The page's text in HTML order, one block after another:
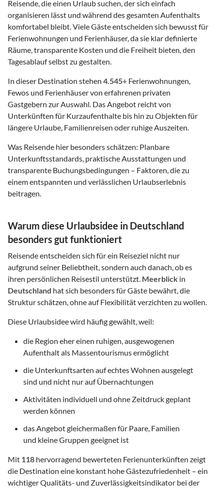
Reisende, die einen Urlaub suchen, der sich einfach
organisieren lässt und während des gesamten Aufenthalts
komfortabel bleibt. Viele Gäste entscheiden sich bewusst für
Ferienwohnungen und Ferienhäuser, da sie klar definierte
Räume, transparente Kosten und die Freiheit bieten, den
Tagesablauf selbst zu gestalten.
In dieser Destination stehen 4.545+ Ferienwohnungen,
Fewos und Ferienhäuser von erfahrenen privaten
Gastgebern zur Auswahl. Das Angebot reicht von
Unterkünften für Kurzaufenthalte bis hin zu Objekten für
längere Urlaube, Familienreisen oder ruhige Auszeiten.
Was Reisende hier besonders schätzen: Planbare
Unterkunftsstandards, praktische Ausstattungen und
transparente Buchungsbedingungen – Faktoren, die zu
einem entspannten und verlässlichen Urlaubserlebnis
beitragen.
Warum diese Urlaubsidee in Deutschland
besonders gut funktioniert
Reisende entscheiden sich für ein Reiseziel nicht nur
aufgrund seiner Beliebtheit, sondern auch danach, ob es
ihren persönlichen Reisestil unterstützt. Meerblick in
Deutschland hat sich besonders für Gäste bewährt, die
Struktur schätzen, ohne auf Flexibilität verzichten zu wollen.
Diese Urlaubsidee wird häufig gewählt, weil:
die Region eher einen ruhigen, ausgewogenen
Aufenthalt als Massentourismus ermöglicht
die Unterkunftsarten auf echtes Wohnen ausgelegt
sind und nicht nur auf Übernachtungen
Aktivitäten individuell und ohne Zeitdruck geplant
werden können
das Angebot gleichermaßen für Paare, Familien
und kleine Gruppen geeignet ist
Mit 118 hervorragend bewerteten Ferienunterkünften zeigt
die Destination eine konstant hohe Gästezufriedenheit – ein
wichtiger Qualitäts- und Zuverlässigkeitsindikator bei der